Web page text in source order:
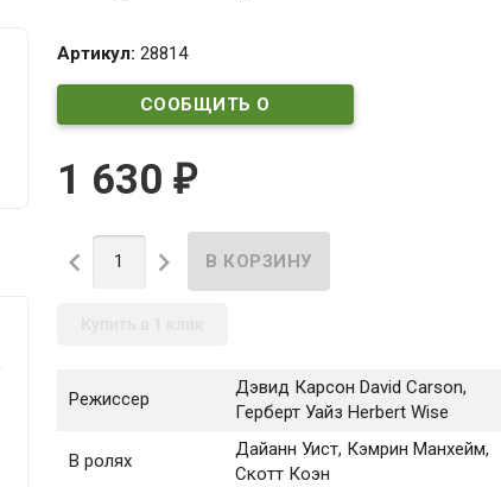
Артикул: 28814
СООБЩИТЬ О
1 630 ₽
 
Режиссер
Дэвид Карсон David Carson,
Герберт Уайз Herbert Wise
В ролях
Дайанн Уист, Кэмрин Манхейм,
Скотт Коэн